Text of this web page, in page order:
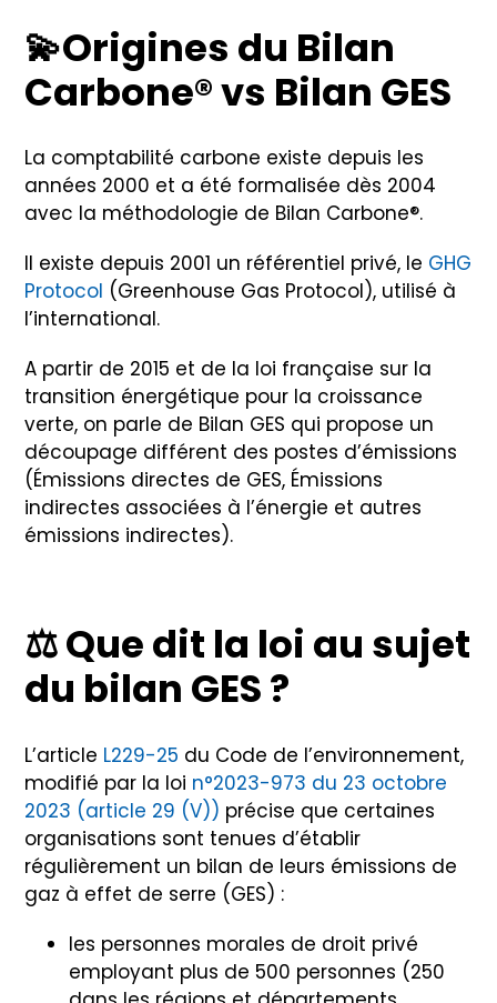
💫Origines du Bilan
Carbone® vs Bilan GES
La comptabilité carbone existe depuis les
années 2000 et a été formalisée dès 2004
avec la méthodologie de Bilan Carbone®.
Il existe depuis 2001 un référentiel privé, le GHG
Protocol (Greenhouse Gas Protocol), utilisé à
l’international.
A partir de 2015 et de la loi française sur la
transition énergétique pour la croissance
verte, on parle de Bilan GES qui propose un
découpage différent des postes d’émissions
(Émissions directes de GES, Émissions
indirectes associées à l’énergie et autres
émissions indirectes).
⚖️Que dit la loi au sujet
du bilan GES ?
L’article L229-25 du Code de l’environnement,
modifié par la loi n°2023-973 du 23 octobre
2023 (article 29 (V)) précise que certaines
organisations sont tenues d’établir
régulièrement un bilan de leurs émissions de
gaz à effet de serre (GES) :
les personnes morales de droit privé
employant plus de 500 personnes (250